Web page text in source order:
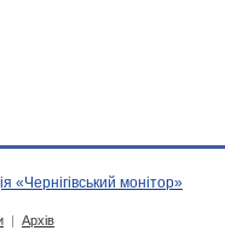
«Чернігівський монітор»
| Архів